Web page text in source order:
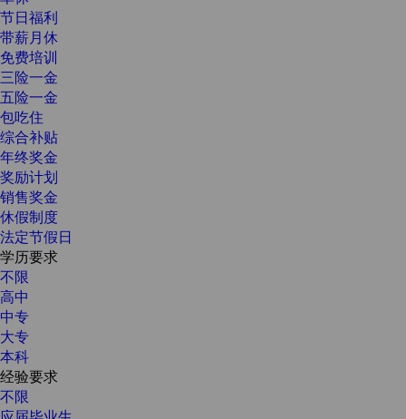
节日福利
带薪月休
免费培训
三险一金
五险一金
包吃住
综合补贴
年终奖金
奖励计划
销售奖金
休假制度
法定节假日
学历要求
不限
高中
中专
大专
本科
经验要求
不限